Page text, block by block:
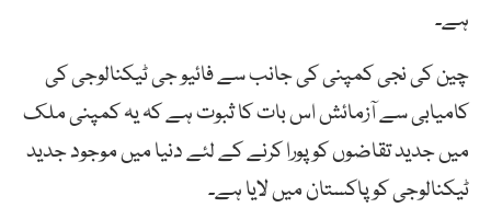
ہے۔
چین کی نجی کمپنی کی جانب سے فائیو جی ٹیکنالوجی کی
کامیابی سے آزمائش اس بات کا ثبوت ہے کہ یہ کمپنی ملک
میں جدید تقاضوں کو پورا کرنے کے لئے دنیا میں موجود جدید
ٹیکنالوجی کو پاکستان میں لایا ہے۔